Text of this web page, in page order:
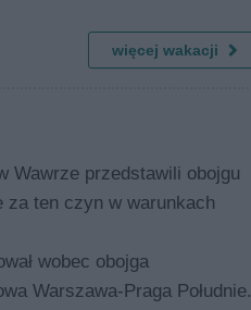
więcej wakacji
Wawrze przedstawili obojgu
ten czyn w warunkach
wobec obojga
Warszawa-Praga Południe.